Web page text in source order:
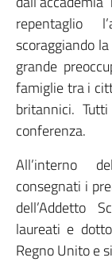
repentaglio
scoraggiando
grande
famiglie tra i
britannici.
conferenza.
All’interno
consegnati i
dell’Addetto
laureati e
Regno Unito e